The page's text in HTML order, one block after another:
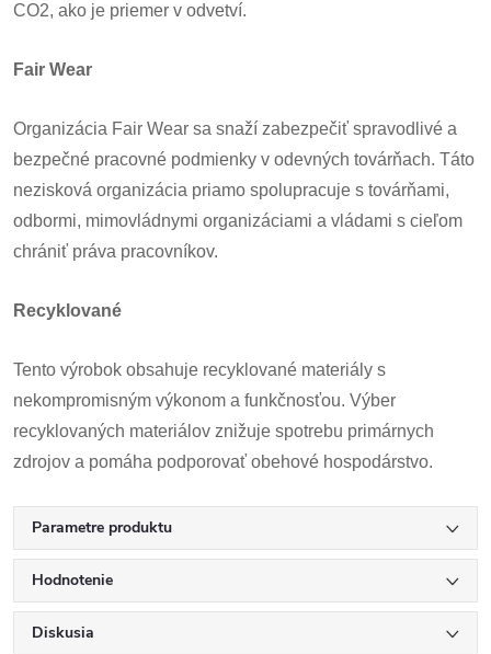
CO2, ako je priemer v odvetví.
Fair Wear
Organizácia Fair Wear sa snaží zabezpečiť spravodlivé a
bezpečné pracovné podmienky v odevných továrňach. Táto
nezisková organizácia priamo spolupracuje s továrňami,
odbormi, mimovládnymi organizáciami a vládami s cieľom
chrániť práva pracovníkov.
Recyklované
Tento výrobok obsahuje recyklované materiály s
nekompromisným výkonom a funkčnosťou. Výber
recyklovaných materiálov znižuje spotrebu primárnych
zdrojov a pomáha podporovať obehové hospodárstvo.
Parametre produktu
Hodnotenie
Diskusia